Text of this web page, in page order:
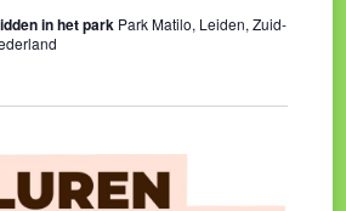
in het park Park Matilo, Leiden, Zuid-